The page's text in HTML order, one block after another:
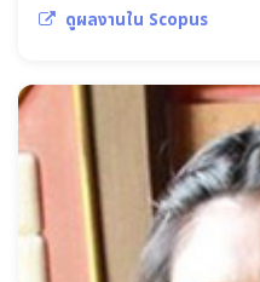
ดูผลงานใน Scopus